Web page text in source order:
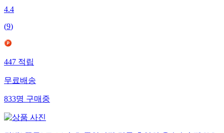
4.4
(9)
447적립
무료배송
833명구매중